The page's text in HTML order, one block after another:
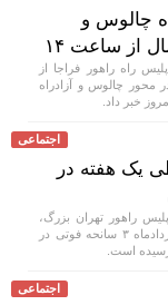
چالوس و
از ساعت ۱۴
راه راهور فراجا از
محور چالوس و آزادراه
اجتماعی
یک هفته در
راهور تهران بزرگ،
اعلام کرد: در هفته دوم مردادماه ۳ سانحه فوتی در
رسیده است.
اجتماعی